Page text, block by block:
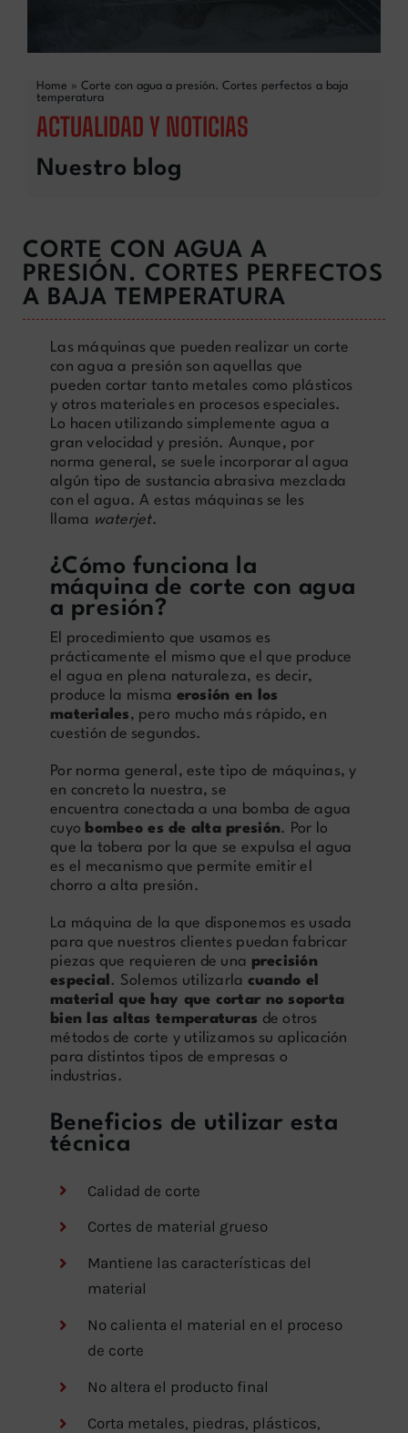
Home » Corte con agua a presión. Cortes perfectos a baja
temperatura
ACTUALIDAD Y NOTICIAS
Nuestro blog
CORTE CON AGUA A
PRESIÓN. CORTES PERFECTOS
A BAJA TEMPERATURA
Las máquinas que pueden realizar un corte
con agua a presión son aquellas que
pueden cortar tanto metales como plásticos
y otros materiales en procesos especiales.
Lo hacen utilizando simplemente agua a
gran velocidad y presión. Aunque, por
norma general, se suele incorporar al agua
algún tipo de sustancia abrasiva mezclada
con el agua. A estas máquinas se les
llama waterjet.
¿Cómo funciona la
máquina de corte con agua
a presión?
El procedimiento que usamos es
prácticamente el mismo que el que produce
el agua en plena naturaleza, es decir,
produce la misma erosión en los
materiales, pero mucho más rápido, en
cuestión de segundos.
Por norma general, este tipo de máquinas, y
en concreto la nuestra, se
encuentra conectada a una bomba de agua
cuyo bombeo es de alta presión. Por lo
que la tobera por la que se expulsa el agua
es el mecanismo que permite emitir el
chorro a alta presión.
La máquina de la que disponemos es usada
para que nuestros clientes puedan fabricar
piezas que requieren de una precisión
especial . Solemos utilizarla cuando el
material que hay que cortar no soporta
bien las altas temperaturas de otros
métodos de corte y utilizamos su aplicación
para distintos tipos de empresas o
industrias.
Beneficios de utilizar esta
técnica
Calidad de corte
Cortes de material grueso
Mantiene las características del
material
No calienta el material en el proceso
de corte
No altera el producto final
Corta metales, piedras, plásticos,